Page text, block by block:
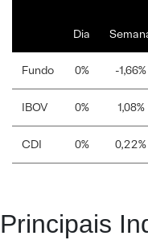
Dia
Fundo 0% -1,66%
IBOV 0% 1,08%
CDI 0% 0,22%
Principais